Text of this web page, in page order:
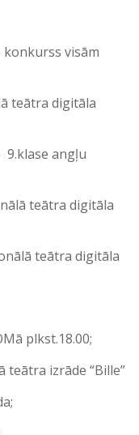
konkurss visām
teātra digitāla
9.klase angļu
teātra digitāla
teātra digitāla
plkst.18.00;
teātra izrāde “Bille”